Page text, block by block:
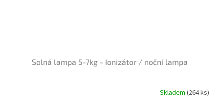
Solná lampa 5-7kg - Ionizátor / noční lampa
Skladem (264 ks)